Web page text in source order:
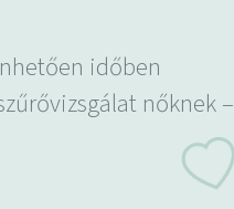
időben
nőknek –